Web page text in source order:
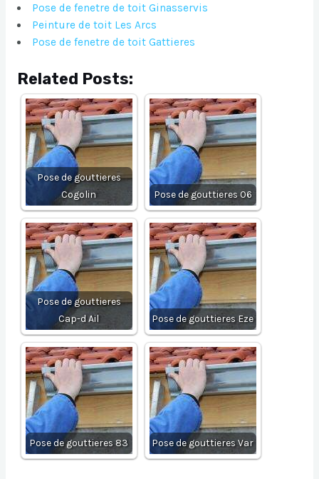
Pose de fenetre de toit Ginasservis
Peinture de toit Les Arcs
Pose de fenetre de toit Gattieres
Related Posts:
Pose de gouttieres
Cogolin
Pose de gouttieres 06
Pose de gouttieres
Cap-d Ail
Pose de gouttieres Eze
Pose de gouttieres 83 Pose de gouttieres Var